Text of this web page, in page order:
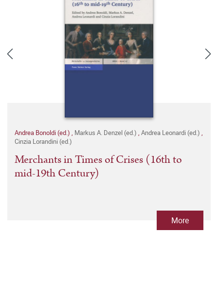
Andrea Bonoldi (ed.) , Markus A. Denzel (ed.) , Andrea Leonardi (ed.) ,
Cinzia Lorandini (ed.)
Merchants in Times of Crises (16th to
mid-19th Century)
More